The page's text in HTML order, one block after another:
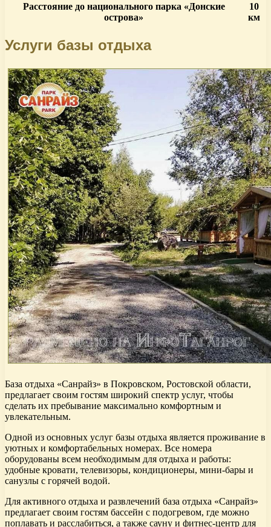
Расстояние до национального парка «Донские
острова»
10
км
Услуги базы отдыха
База отдыха «Санрайз» в Покровском, Ростовской области,
предлагает своим гостям широкий спектр услуг, чтобы
сделать их пребывание максимально комфортным и
увлекательным.
Одной из основных услуг базы отдыха является проживание в
уютных и комфортабельных номерах. Все номера
оборудованы всем необходимым для отдыха и работы:
удобные кровати, телевизоры, кондиционеры, мини-бары и
санузлы с горячей водой.
Для активного отдыха и развлечений база отдыха «Санрайз»
предлагает своим гостям бассейн с подогревом, где можно
поплавать и расслабиться, а также сауну и фитнес-центр для